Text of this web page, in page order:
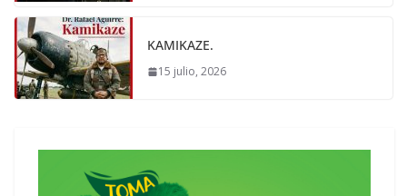
KAMIKAZE.
15 julio, 2026